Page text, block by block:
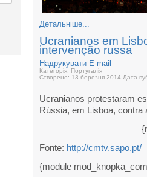
Детальніше...
Ucranianos em
intervenção russa
Надрукувати E-mail
Категорія: Португалія
Створено: 13 березня 2014 Дата
Ucranianos protestaram
Rússia, em Lisboa,
Fonte: http://cmtv.sapo.pt/
{module